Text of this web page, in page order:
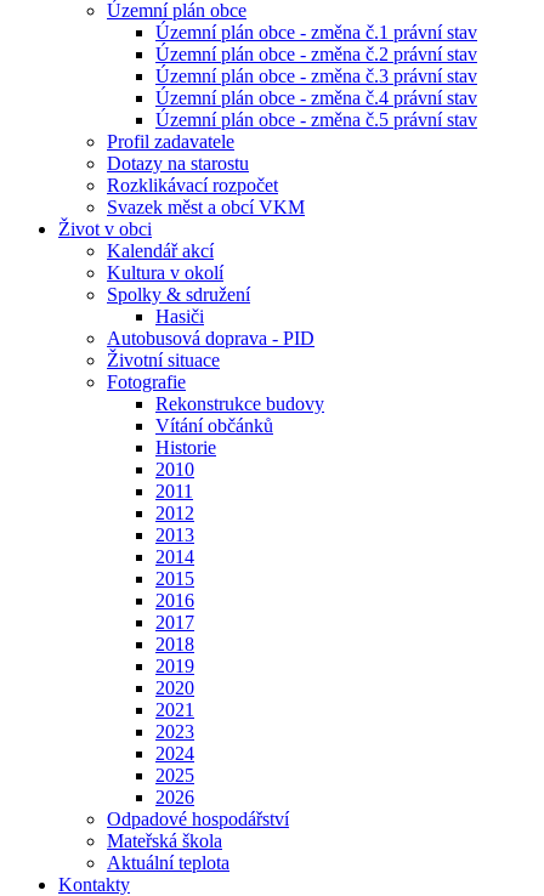
Územní plán obce
Územní plán obce - změna č.1 právní stav
Územní plán obce - změna č.2 právní stav
Územní plán obce - změna č.3 právní stav
Územní plán obce - změna č.4 právní stav
Územní plán obce - změna č.5 právní stav
Profil zadavatele
Dotazy na starostu
Rozklikávací rozpočet
Svazek měst a obcí VKM
Život v obci
Kalendář akcí
Kultura v okolí
Spolky & sdružení
Hasiči
Autobusová doprava - PID
Životní situace
Fotografie
Rekonstrukce budovy
Vítání občánků
Historie
2010
2011
2012
2013
2014
2015
2016
2017
2018
2019
2020
2021
2023
2024
2025
2026
Odpadové hospodářství
Mateřská škola
Aktuální teplota
Kontakty